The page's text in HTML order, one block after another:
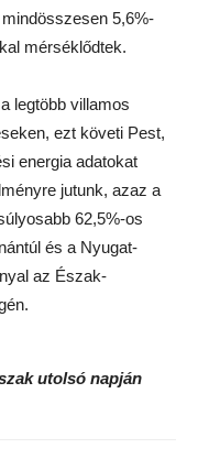
5,6%-
mérséklődtek.
legtöbb villamos
ezt követi Pest,
energia adatokat
jutunk, azaz a
62,5%-os
és a Nyugat-
az Észak-
utolsó napján